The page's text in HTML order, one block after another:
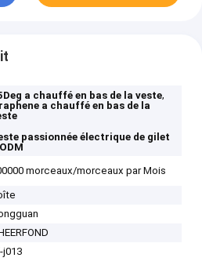
a chauffé en bas de la veste,
a chauffé en bas de la
passionnée électrique de gilet
morceaux/morceaux par Mois
j013